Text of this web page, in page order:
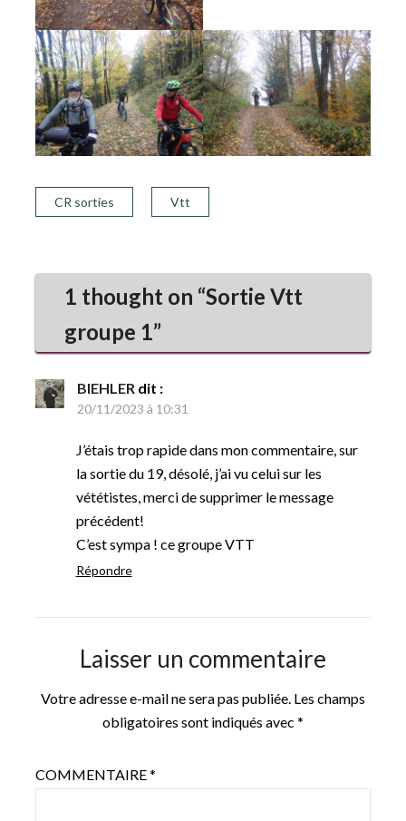
CR sorties Vtt
1 thought on “Sortie Vtt
groupe 1”
BIEHLER dit :
20/11/2023 à 10:31
J’étais trop rapide dans mon commentaire, sur
la sortie du 19, désolé, j’ai vu celui sur les
vététistes, merci de supprimer le message
précédent!
C’est sympa ! ce groupe VTT
Répondre
Laisser un commentaire
Votre adresse e-mail ne sera pas publiée. Les champs
obligatoires sont indiqués avec *
COMMENTAIRE*